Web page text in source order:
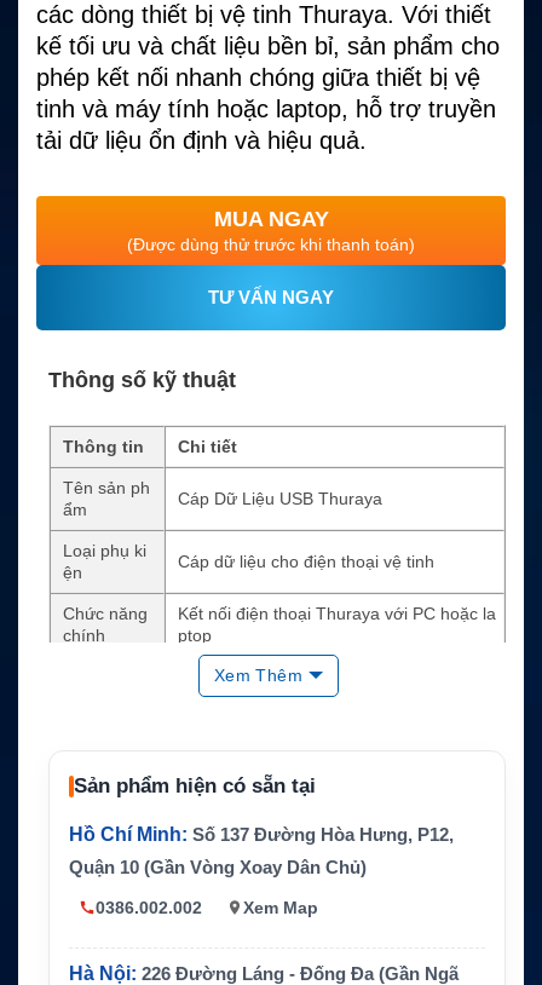
các dòng thiết bị vệ tinh Thuraya. Với thiết
kế tối ưu và chất liệu bền bỉ, sản phẩm cho
phép kết nối nhanh chóng giữa thiết bị vệ
tinh và máy tính hoặc laptop, hỗ trợ truyền
tải dữ liệu ổn định và hiệu quả.
MUA NGAY
(Được dùng thử trước khi thanh toán)
TƯ VẤN NGAY
Thông số kỹ thuật
Thông tin Chi tiết
Tên sản ph
ẩm
Cáp Dữ Liệu USB Thuraya
Loại phụ ki
ện
Cáp dữ liệu cho điện thoại vệ tinh
Chức năng
chính
Kết nối điện thoại Thuraya với PC hoặc la
ptop
Thuraya XT, XT-LITE, XT-PRO, XT-PRO D
UAL
Giao tiếp USB data cable
Yêu cầu sử
dụng
Ứng dụng
Bảo trì thiết bị, cấu hình dữ liệu và kết nối
Xem Thêm
Sản phẩm hiện có sẵn tại
Hồ Chí Minh: Số 137 Đường Hòa Hưng, P12,
Quận 10 (Gần Vòng Xoay Dân Chủ)
0386.002.002 Xem Map
Hà Nội: 226 Đường Láng - Đống Đa (Gần Ngã